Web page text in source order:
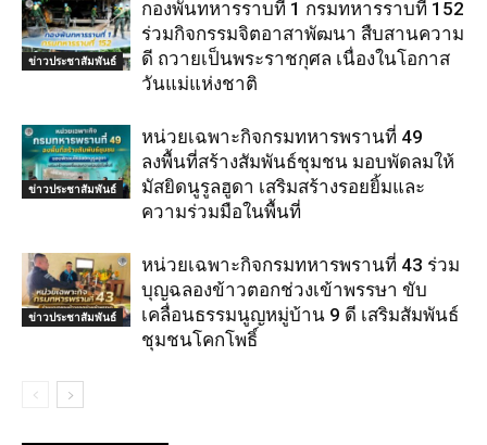
ข่าวประชาสัมพันธ์
กองพันทหารราบที่ 1 กรมทหารราบที่ 152
ร่วมกิจกรรมจิตอาสาพัฒนา สืบสานความ
ดี ถวายเป็นพระราชกุศล เนื่องในโอกาส
วันแม่แห่งชาติ
ข่าวประชาสัมพันธ์
หน่วยเฉพาะกิจกรมทหารพรานที่ 49
ลงพื้นที่สร้างสัมพันธ์ชุมชน มอบพัดลมให้
มัสยิดนูรูลฮูดา เสริมสร้างรอยยิ้มและ
ความร่วมมือในพื้นที่
ข่าวประชาสัมพันธ์
หน่วยเฉพาะกิจกรมทหารพรานที่ 43 ร่วม
บุญฉลองข้าวตอกช่วงเข้าพรรษา ขับ
เคลื่อนธรรมนูญหมู่บ้าน 9 ดี เสริมสัมพันธ์
ชุมชนโคกโพธิ์